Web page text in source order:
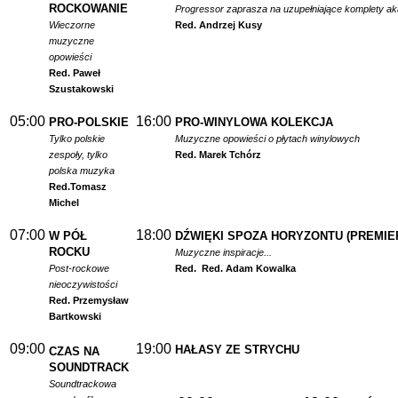
ROCKOWANIE
Wieczorne
muzyczne
opowieści
Red. Paweł
Szustakowski
Progressor zaprasza na uzupełniające komplety
Red. Andrzej Kusy
05:00 PRO-POLSKIE
Tylko polskie
zespoły, tylko
polska muzyka
Red.Tomasz
Michel
16:00 PRO-WINYLOWA KOLEKCJA
Muzyczne opowieści o płytach winylowych
Red. Marek Tchórz
07:00 W PÓŁ
ROCKU
Post-rockowe
nieoczywistości
Red. Przemysław
Bartkowski
18:00 DŹWIĘKI SPOZA HORYZONTU
Muzyczne inspiracje...
Red. Red. Adam Kowalka
09:00 CZAS NA
SOUNDTRACK
Soundtrackowa
19:00 HAŁASY ZE STRYCHU